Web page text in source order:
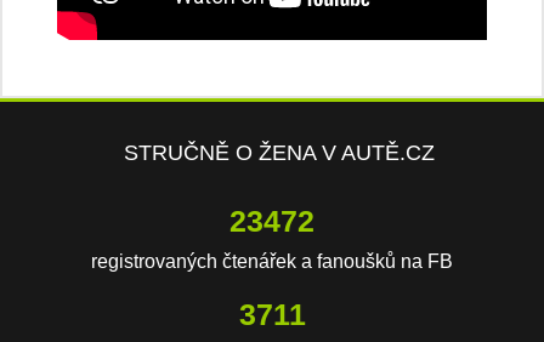
STRUČNĚ O ŽENA V AUTĚ.CZ
23472
registrovaných čtenářek a fanoušků na FB
3711